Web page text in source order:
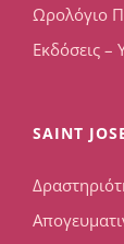
Ωρολόγιο
Εκδόσεις –
SAINT